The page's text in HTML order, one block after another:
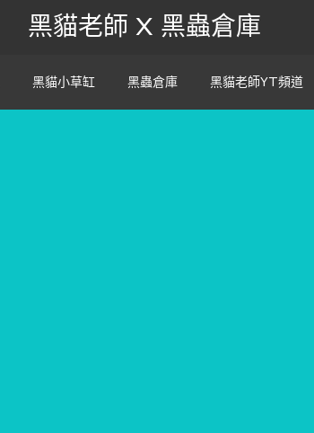
黑貓老師 X 黑蟲倉庫
黑貓小草缸 黑蟲倉庫 黑貓老師YT頻道